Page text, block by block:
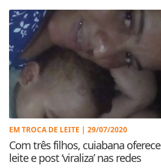
EM TROCA DE LEITE | 29/07/2020
Com três filhos, cuiabana
leite e post ‘viraliza’ nas redes